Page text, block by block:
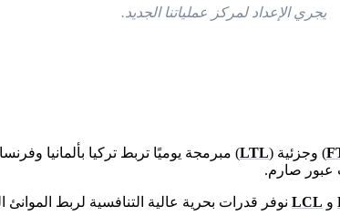
يجري الإعداد لمركز عملياتنا الجديد.
) وجزئية (LTL) مبرمجة يوميًا تربط تركيا بألمانيا
و LCL